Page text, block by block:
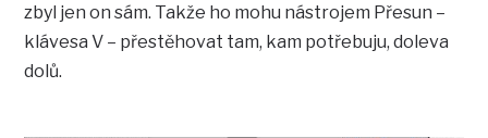
zbyl jen on sám. Takže ho mohu nástrojem Přesun –
klávesa V – přestěhovat tam, kam potřebuju, doleva
dolů.